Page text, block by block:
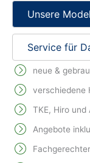
Unsere
Service für
neue &
verschiedene
TKE, Hiro und
Angebote